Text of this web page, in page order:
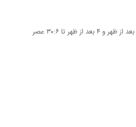
:۳۰ عصر